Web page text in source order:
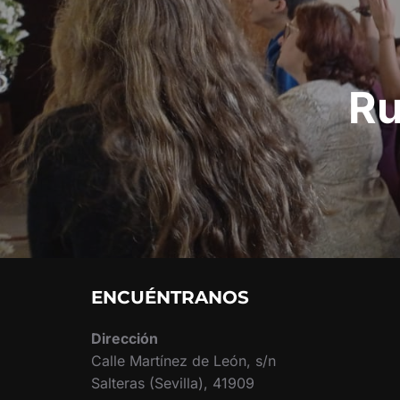
entradas
ENCUÉNTRANOS
Dirección
Calle Martínez de León, s/n
Salteras (Sevilla), 41909